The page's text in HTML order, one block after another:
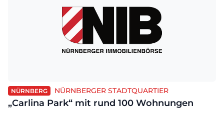
NÜRNBERG NÜRNBERGER STADTQUARTIER
„Carlina Park“ mit rund 100 Wohnungen